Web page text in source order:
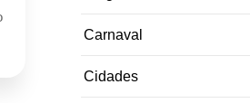
Carnaval
Cidades